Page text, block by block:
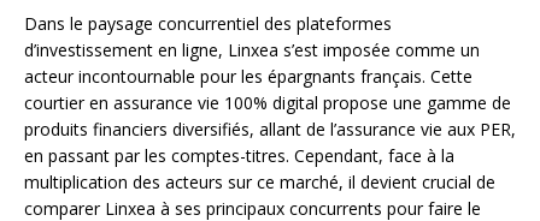
Dans le paysage concurrentiel des plateformes
d’investissement en ligne, Linxea s’est imposée comme un
acteur incontournable pour les épargnants français. Cette
courtier en assurance vie 100% digital propose une gamme de
produits financiers diversifiés, allant de l’assurance vie aux PER,
en passant par les comptes-titres. Cependant, face à la
multiplication des acteurs sur ce marché, il devient crucial de
comparer Linxea à ses principaux concurrents pour faire le